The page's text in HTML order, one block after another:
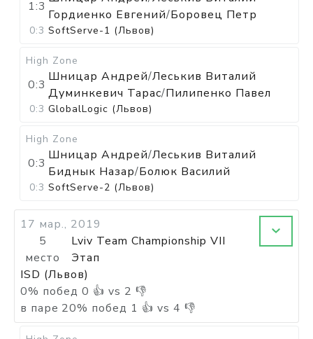
1:3
Гордиенко Евгений/Боровец Петр
0:3 SoftServe-1 (Львов)
High Zone
0:3
Шницар Андрей/Леськив Виталий
Думинкевич Тарас/Пилипенко Павел
0:3 GlobalLogic (Львов)
High Zone
0:3
Шницар Андрей/Леськив Виталий
Биднык Назар/Болюк Василий
0:3 SoftServe-2 (Львов)
17 мар., 2019
5
место
Lviv Team Championship VII
Этап
ISD (Львов)
0% побед 0 👍 vs 2 👎
в паре 20% побед 1 👍 vs 4 👎